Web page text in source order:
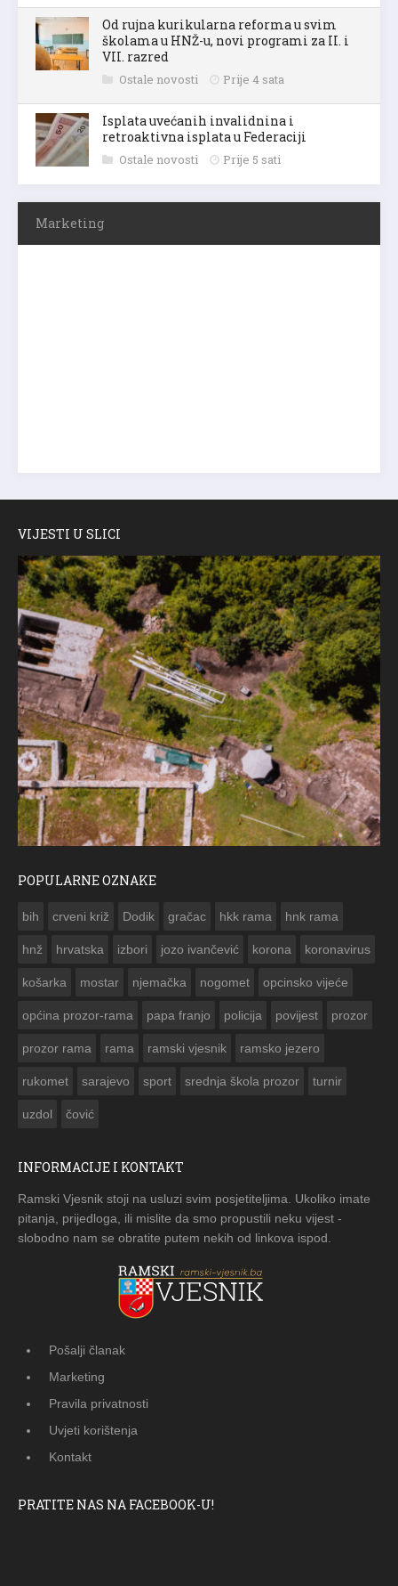
Od rujna kurikularna reforma u svim
školama u HNŽ-u, novi programi za II. i
VII. razred
Ostale novosti Prije 4 sata
Isplata uvećanih invalidnina i
retroaktivna isplata u Federaciji
Ostale novosti Prije 5 sati
Marketing
VIJESTI U SLICI
POPULARNE OZNAKE
bih crveni križ Dodik gračac hkk rama hnk rama
hnž hrvatska izbori jozo ivančević korona koronavirus
košarka mostar njemačka nogomet opcinsko vijeće
općina prozor-rama papa franjo policija povijest prozor
prozor rama rama ramski vjesnik ramsko jezero
rukomet sarajevo sport srednja škola prozor turnir
uzdol čović
INFORMACIJE I KONTAKT
Ramski Vjesnik stoji na usluzi svim posjetiteljima. Ukoliko imate
pitanja, prijedloga, ili mislite da smo propustili neku vijest -
slobodno nam se obratite putem nekih od linkova ispod.
Pošalji članak
Marketing
Pravila privatnosti
Uvjeti korištenja
Kontakt
PRATITE NAS NA FACEBOOK-U!